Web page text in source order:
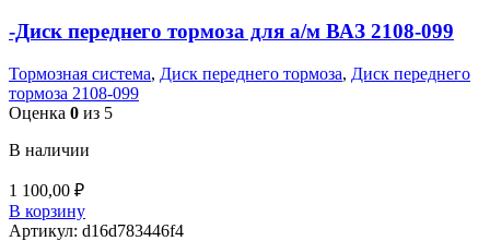
-Диск переднего тормоза для а/м ВАЗ 2108-099
Тормозная система, Диск переднего тормоза, Диск переднего
тормоза 2108-099
Оценка 0 из 5
В наличии
1 100,00 ₽
В корзину
Артикул: d16d783446f4